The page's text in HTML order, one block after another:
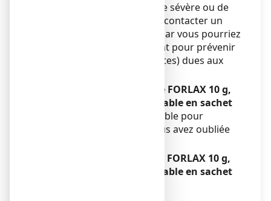
Si vous souffrez de diarrhée sévère ou de
vomissements, vous devez contacter un
médecin dès que possible car vous pourriez
avoir besoin d’un traitement pour prévenir
les pertes de sels (électrolytes) dues aux
Si vous oubliez de prendre FORLAX 10 g,
poudre pour solution buvable en sachet
Ne prenez pas de dose double pour
compenser la dose que vous avez oubliée
Si vous arrêtez de prendre FORLAX 10 g,
poudre pour solution buvable en sachet